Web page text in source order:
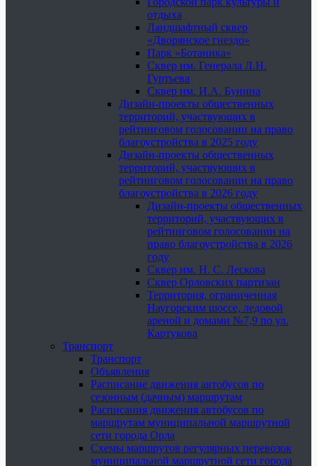
отдыха
Ландшафтный сквер
«Дворянское гнездо»
Парк «Ботаника»
Сквер им. Генерала Л.Н.
Гуртьева
Сквер им. И.А. Бунина
Дизайн-проекты общественных
территорий, участвующих в
рейтинговом голосовании на право
благоустройства в 2025 году
Дизайн-проекты общественных
территорий, участвующих в
рейтинговом голосовании на право
благоустройства в 2026 году
Дизайн-проекты общественных
территорий, участвующих в
рейтинговом голосовании на
право благоустройства в 2026
году
Сквер им. Н. С. Лескова
Сквер Орловских партизан
Территория, ограниченная
Наугорским шоссе, ледовой
ареной и домами №7,9 по ул.
Картукова
Транспорт
Транспорт
Объявления
Расписание движения автобусов по
сезонным (дачным) маршрутам
Расписания движения автобусов по
маршрутам муниципальной маршрутной
сети города Орла
Схемы маршрутов регулярных перевозок
муниципальной маршрутной сети города